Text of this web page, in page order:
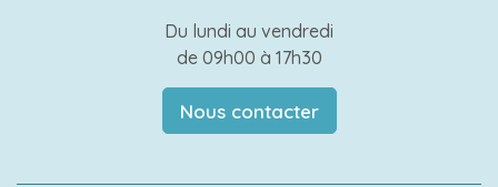
Du lundi au vendredi
de 09h00 à 17h30
Nous contacter